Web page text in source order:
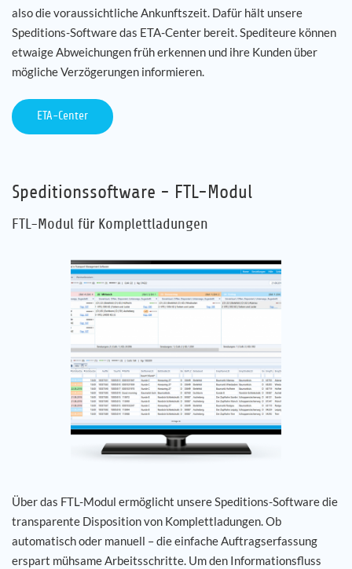
also die voraussichtliche Ankunftszeit. Dafür hält unsere
Speditions-Software das ETA-Center bereit. Spediteure können
etwaige Abweichungen früh erkennen und ihre Kunden über
mögliche Verzögerungen informieren.
ETA-Center
Speditionssoftware - FTL-Modul
FTL-Modul für Komplettladungen
Über das FTL-Modul ermöglicht unsere Speditions-Software die
transparente Disposition von Komplettladungen. Ob
automatisch oder manuell – die einfache Auftragserfassung
erspart mühsame Arbeitsschritte. Um den Informationsfluss